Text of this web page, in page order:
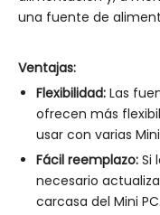
una fuente de
Ventajas:
Flexibilidad: Las
ofrecen más
usar con varias
Fácil reemplazo: Si
necesario
carcasa del Mini PC.